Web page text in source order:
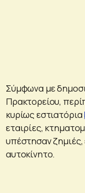
Σύμφωνα με
Πρακτορείου,
κυρίως εστιατόρια
εταιρίες,
υπέστησαν ζημιές,
αυτοκίνητο.